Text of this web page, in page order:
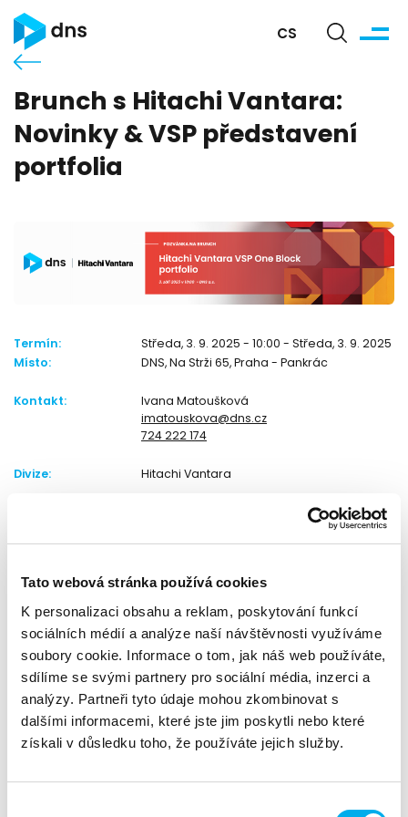
Tato webová stránka používá cookies
K personalizaci obsahu a reklam, poskytování funkcí
sociálních médií a analýze naší návštěvnosti využíváme
soubory cookie. Informace o tom, jak náš web používáte,
sdílíme se svými partnery pro sociální média, inzerci a
analýzy. Partneři tyto údaje mohou zkombinovat s
dalšími informacemi, které jste jim poskytli nebo které
získali v důsledku toho, že používáte jejich služby.
CS
Brunch s Hitachi Vantara:
Novinky & VSP představení
portfolia
Termín: Středa, 3. 9. 2025 - 10:00 - Středa, 3. 9. 2025
Místo: DNS, Na Strži 65, Praha - Pankrác
Kontakt:
Ivana Matoušková
imatouskova@dns.cz
724 222 174
Divize: Hitachi Vantara
Brunch s Hitachi Vantara: Novinky & VSP představení
portfolia
Přijměte pozvání na neformální brunch, kde vám
představíme nejnovější promo akci VSP One Fast Start a VSP
řešení z portfolia Hitachi Vantara.
Harmonogram akce:
9:30 - 10:00Registrace
10:00 - 10:30Promo akce VSP One Fast Start & Novinky
& VSP řešení - Lukáš Bělovský, Presales Consultant,
10:30 - 11:00Představení ServiceHUB - Patrik Drastich